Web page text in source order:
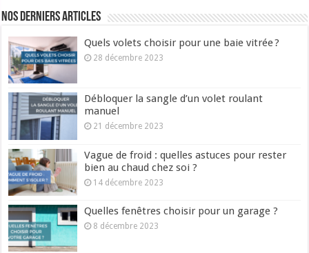
Nos derniers articles
Quels volets choisir pour une baie vitrée ?
28 décembre 2023
Débloquer la sangle d’un volet roulant
manuel
21 décembre 2023
Vague de froid : quelles astuces pour rester
bien au chaud chez soi ?
14 décembre 2023
Quelles fenêtres choisir pour un garage ?
8 décembre 2023